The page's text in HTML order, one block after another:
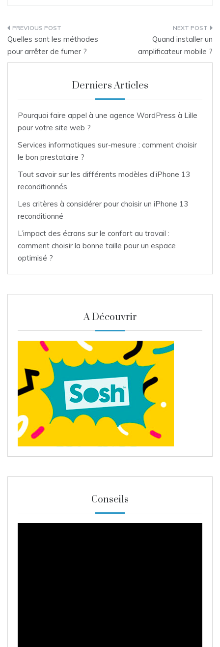
Navigation
de
Quelles sont les méthodes
pour arrêter de fumer ?
Quand installer un
amplificateur mobile ?
Derniers Articles
Pourquoi faire appel à une agence WordPress à Lille
pour votre site web ?
Services informatiques sur-mesure : comment choisir
le bon prestataire ?
Tout savoir sur les différents modèles d’iPhone 13
reconditionnés
Les critères à considérer pour choisir un iPhone 13
reconditionné
L’impact des écrans sur le confort au travail :
comment choisir la bonne taille pour un espace
optimisé ?
A Découvrir
Conseils